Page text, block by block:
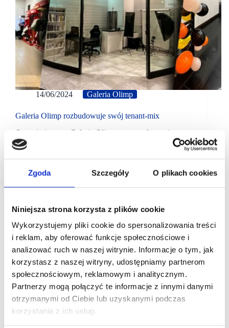
Zgoda Szczegóły O plikach cookies
Niniejsza strona korzysta z plików cookie
Wykorzystujemy pliki cookie do spersonalizowania treści
i reklam, aby oferować funkcje społecznościowe i
analizować ruch w naszej witrynie. Informacje o tym, jak
korzystasz z naszej witryny, udostępniamy partnerom
społecznościowym, reklamowym i analitycznym.
Partnerzy mogą połączyć te informacje z innymi danymi
otrzymanymi od Ciebie lub uzyskanymi podczas
korzystania z ich usług.
14/06/2024 Galeria Olimp
Galeria Olimp rozbudowuje swój tenant-mix
Ostatnimi czasy, Galeria Olimp poszerzyła swoją
ofertę o nietuzinkowych najemców. Mowa o sklepach
Pro3Ds, robotach koszących Honda oraz usługach
fotograficznych.